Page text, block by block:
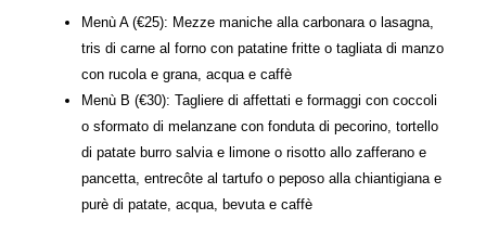
Menù A (€25): Mezze maniche alla carbonara o lasagna,
tris di carne al forno con patatine fritte o tagliata di manzo
con rucola e grana, acqua e caffè
Menù B (€30): Tagliere di affettati e formaggi con coccoli
o sformato di melanzane con fonduta di pecorino, tortello
di patate burro salvia e limone o risotto allo zafferano e
pancetta, entrecôte al tartufo o peposo alla chiantigiana e
purè di patate, acqua, bevuta e caffè